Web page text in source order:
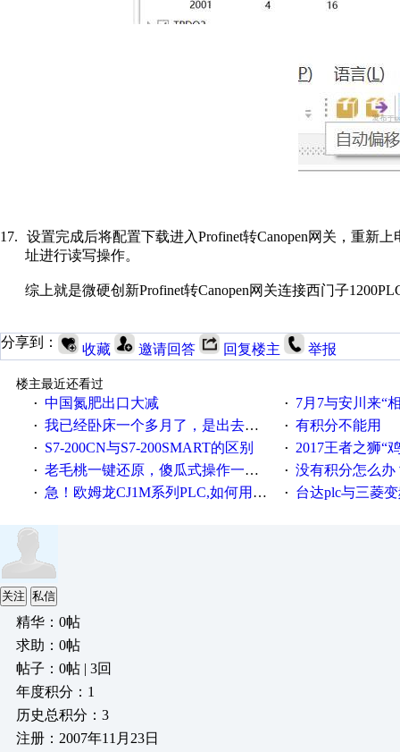
17. 设置完成后将配置下载进入Profinet转Canopen网关，重新上
址进行读写操作。
综上就是微硬创新Profinet转Canopen网关连接西门子
分享到： 收藏 邀请回答 回复楼主 举报
楼主最近还看过
· 中国氮肥出口大减 · 7月7与安川来“
· 我已经卧床一个多月了，是出去安装机械手在高速遭遇车祸所致:大家工作都要特别注意啊 · 有积分不能用
· S7-200CN与S7-200SMART的区别 · 2017王者之狮“鸡”情签到
· 老毛桃一键还原，傻瓜式操作一键轻松备份还原；程序为向导式安装，一键即可实现自动备份或还原系统。 · 没有积分怎么办
· 急！欧姆龙CJ1M系列PLC,如何用时间控制变频器。要求时间在组态王中可以自由输入！拜托各位大神了！ · 台达plc与三菱
关注 私信
精华：0帖
求助：0帖
帖子：0帖 | 3回
年度积分：1
历史总积分：3
注册：2007年11月23日